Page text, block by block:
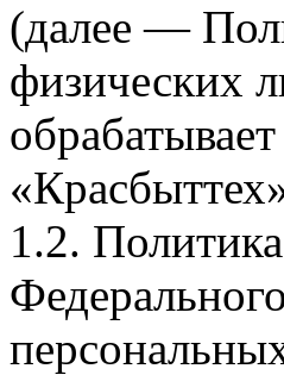
(далее —
физических
1.2.